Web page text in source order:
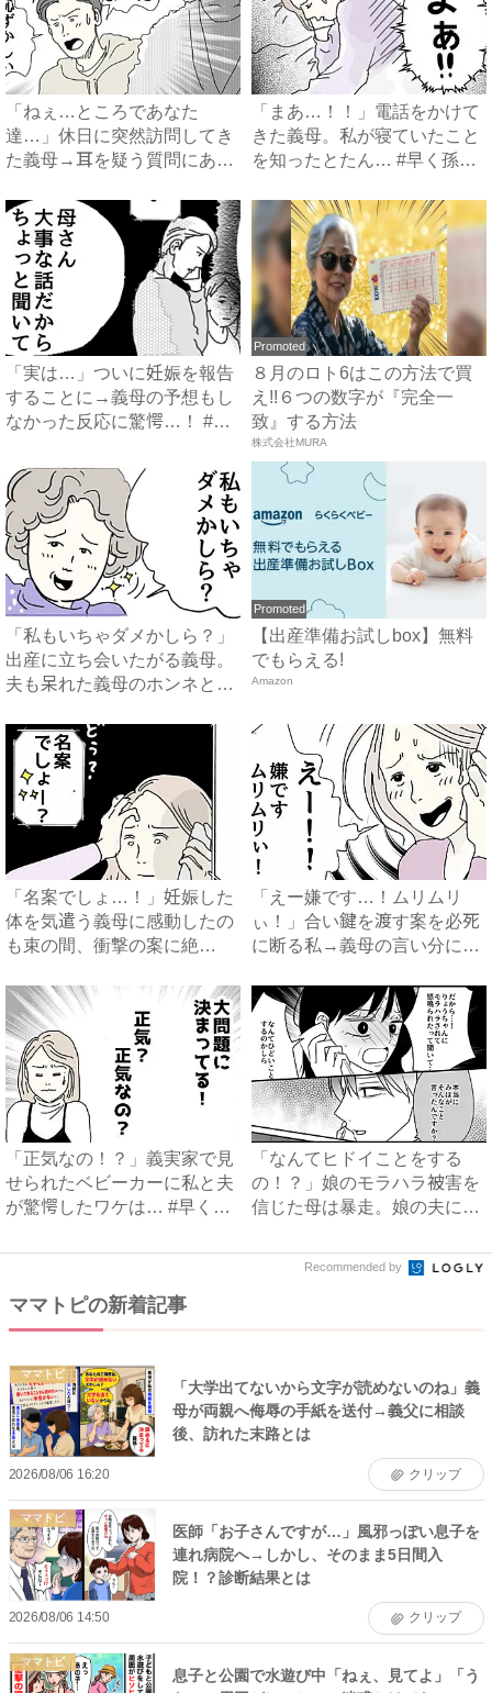
「ねぇ…ところであなた
達…」休日に突然訪問してき
た義母→耳を疑う質問にあ
「まあ…！！」電話をかけて
きた義母。私が寝ていたこと
を知ったとたん… #早く孫
「実は…」ついに妊娠を報告
することに→義母の予想もし
なかった反応に驚愕…！ #
Promoted
８月のロト6はこの方法で買
え!!６つの数字が『完全一
致』する方法
株式会社MURA
「私もいちゃダメかしら？」
出産に立ち会いたがる義母。
夫も呆れた義母のホンネと
Promoted
【出産準備お試しbox】無料
でもらえる!
Amazon
「名案でしょ…！」妊娠した
体を気遣う義母に感動したの
も束の間、衝撃の案に絶
「えー嫌です…！ムリムリ
ぃ！」合い鍵を渡す案を必死
に断る私→義母の言い分にあ
「正気なの！？」義実家で見
せられたベビーカーに私と夫
が驚愕したワケは… #早く
「なんてヒドイことをする
の！？」娘のモラハラ被害を
信じた母は暴走。娘の夫に電
Recommended by
ママトピの新着記事
ママトピ
「大学出てないから文字が読めないのね」義
母が両親へ侮辱の手紙を送付→義父に相談
後、訪れた末路とは
2026/08/06 16:20 クリップ
ママトピ
医師「お子さんですが…」風邪っぽい息子を
連れ病院へ→しかし、そのまま5日間入
院！？診断結果とは
2026/08/06 14:50 クリップ
ママトピ
息子と公園で水遊び中「ねぇ、見てよ」「う